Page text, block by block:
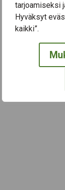
tarjoamiseksi
Hyväksyt
kaikki”.